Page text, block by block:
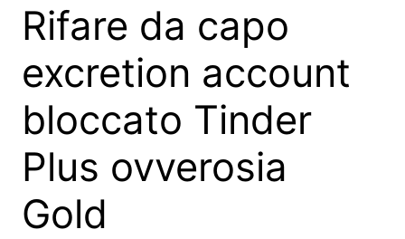
Rifare da capo
excretion account
bloccato Tinder
Plus ovverosia
Gold